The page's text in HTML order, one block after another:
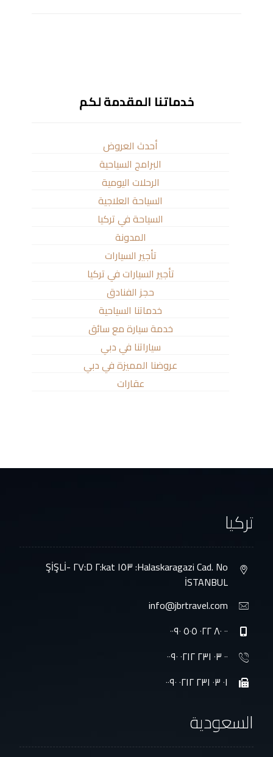
خدماتنا المقدمة لكم
أحدث العروض
البرامج السياحية
الرحلات اليومية
السياحة العلاجية
السياحة في تركيا
المدونة
تأجير السيارات
تأجير السيارات في تركيا
حجز الفنادق
خدماتنا السياحية
خدمة سيارة مع سائق
سياراتنا في دبي
عروضنا المميزة في دبي
عقارات
تركيا
Halaskaragazi Cad. No: ١٥٣ kat:٢ D:٢٧ ŞİŞLİ-
İSTANBUL
info@jbrtravel.com
٠٠ ٨٠ ٠٢٢ ٥٠٥ ٠٠٩٠
٠٠ ٠٣ ٢٣١ ٠٢١٢ ٠٠٩٠
٠١ ٠٣ ٢٣١ ٠٢١٢ ٠٠٩٠
السعودية